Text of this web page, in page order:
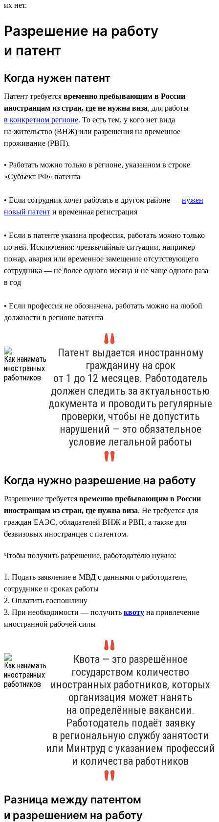
их нет.
Разрешение на работу
и патент
Когда нужен патент
Патент требуется временно пребывающим в России
иностранцам из стран, где не нужна виза, для работы
в конкретном регионе. То есть тем, у кого нет вида
на жительство (ВНЖ) или разрешения на временное
проживание (РВП).
• Работать можно только в регионе, указанном в строке
«Субъект РФ» патента
• Если сотрудник хочет работать в другом районе — нужен
новый патент и временная регистрация
• Если в патенте указана профессия, работать можно только
по ней. Исключения: чрезвычайные ситуации, например
пожар, авария или временное замещение отсутствующего
сотрудника — не более одного месяца и не чаще одного раза
в год
• Если профессия не обозначена, работать можно на любой
должности в регионе патента
Патент выдается иностранному
гражданину на срок
от 1 до 12 месяцев. Работодатель
должен следить за актуальностью
документа и проводить регулярные
проверки, чтобы не допустить
нарушений — это обязательное
условие легальной работы
Когда нужно разрешение на работу
Разрешение требуется временно пребывающим в России
иностранцам из стран, где нужна виза. Не требуется для
граждан ЕАЭС, обладателей ВНЖ и РВП, а также для
безвизовых иностранцев с патентом.
Чтобы получить разрешение, работодателю нужно:
1. Подать заявление в МВД с данными о работодателе,
сотруднике и сроках работы
2. Оплатить госпошлину
3. При необходимости — получить квоту на привлечение
иностранной рабочей силы
Квота — это разрешённое
государством количество
иностранных работников, которых
организация может нанять
на определённые вакансии.
Работодатель подаёт заявку
в региональную службу занятости
или Минтруд с указанием профессий
и количества работников
Разница между патентом
и разрешением на работу